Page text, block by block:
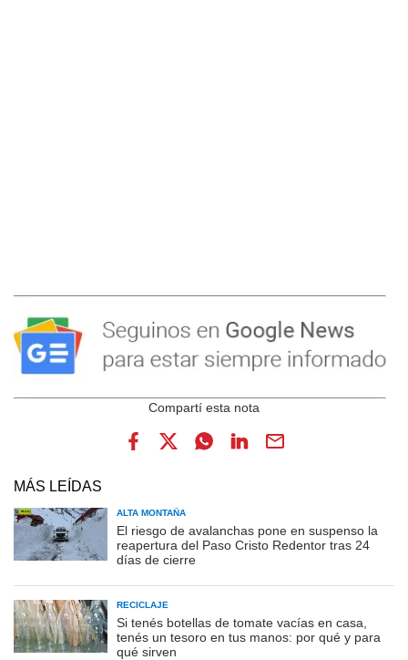
MÁS LEÍDAS
ALTA MONTAÑA
El riesgo de avalanchas pone en suspenso la
reapertura del Paso Cristo Redentor tras 24
días de cierre
RECICLAJE
Si tenés botellas de tomate vacías en casa,
tenés un tesoro en tus manos: por qué y para
qué sirven